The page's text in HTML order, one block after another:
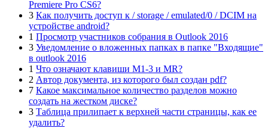
Premiere Pro CS6?
3 Как получить доступ к / storage / emulated/0 / DCIM на
устройстве android?
1 Просмотр участников собрания в Outlook 2016
3 Уведомление о вложенных папках в папке "Входящие"
в outlook 2016
1 Что означают клавиши M1-3 и MR?
2 Автор документа, из которого был создан pdf?
7 Какое максимальное количество разделов можно
создать на жестком диске?
3 Таблица прилипает к верхней части страницы, как ее
удалить?